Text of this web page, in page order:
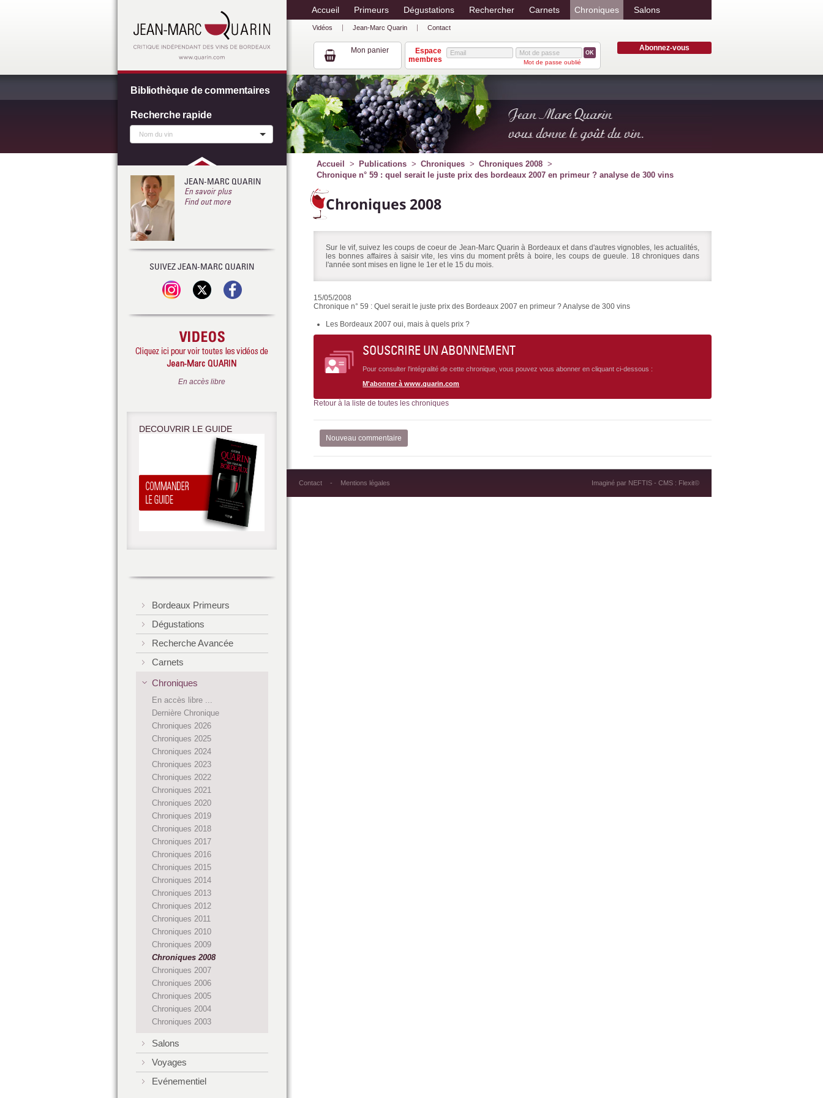
Accueil Primeurs Dégustations Rechercher Carnets Chroniques Salons
Vidéos Jean-Marc Quarin Contact
Mon panier Abonnez-vous
OK
Mot de passe oublié
Espace
membres
Accueil Publications Chroniques
Chroniques 2008
Chronique n° 59 : quel serait le juste prix des bordeaux 2007 en primeur ? analyse de 300 vins
Chroniques 2008
Sur le vif, suivez les coups de coeur de Jean-Marc Quarin à Bordeaux et dans d'autres vignobles, les actualités,
les bonnes affaires à saisir vite, les vins du moment prêts à boire, les coups de gueule. 18 chroniques dans
l'année sont mises en ligne le 1er et le 15 du mois.
15/05/2008
Chronique n° 59 : Quel serait le juste prix des Bordeaux 2007 en primeur ? Analyse de 300 vins
Les Bordeaux 2007 oui, mais à quels prix ?
SOUSCRIRE UN ABONNEMENT
Pour consulter l'intégralité de cette chronique, vous pouvez vous abonner en cliquant ci-dessous :
M'abonner à www.quarin.com
Retour à la liste de toutes les chroniques
Nouveau commentaire
Contact Mentions légales Imaginé par NEFTIS- CMS : Flexit©
Bibliothèque de commentaires
Recherche rapide
JEAN-MARC QUARIN
En savoir plus
Find out more
SUIVEZ JEAN-MARC QUARIN
En accès libre
DECOUVRIR LE GUIDE
Bordeaux Primeurs
Dégustations
Recherche Avancée
Carnets
Chroniques
En accès libre ...
Dernière Chronique
Chroniques 2026
Chroniques 2025
Chroniques 2024
Chroniques 2023
Chroniques 2022
Chroniques 2021
Chroniques 2020
Chroniques 2019
Chroniques 2018
Chroniques 2017
Chroniques 2016
Chroniques 2015
Chroniques 2014
Chroniques 2013
Chroniques 2012
Chroniques 2011
Chroniques 2010
Chroniques 2009
Chroniques 2008
Chroniques 2007
Chroniques 2006
Chroniques 2005
Chroniques 2004
Chroniques 2003
Salons
Voyages
Evénementiel